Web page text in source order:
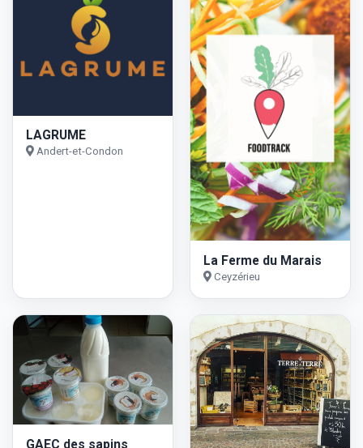
LAGRUME
Andert-et-Condon
La Ferme du Marais
Ceyzérieu
GAEC des sapins